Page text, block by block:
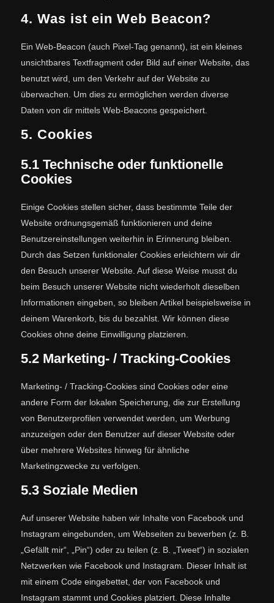
4. Was ist ein Web Beacon?
Ein Web-Beacon (auch Pixel-Tag genannt), ist ein kleines
unsichtbares Textfragment oder Bild auf einer Website, das
benutzt wird, um den Verkehr auf der Website zu
überwachen. Um dies zu ermöglichen werden diverse
Daten von dir mittels Web-Beacons gespeichert.
5. Cookies
5.1 Technische oder funktionelle
Cookies
Einige Cookies stellen sicher, dass bestimmte Teile der
Website ordnungsgemäß funktionieren und deine
Benutzereinstellungen weiterhin in Erinnerung bleiben.
Durch das Setzen funktionaler Cookies erleichtern wir dir
den Besuch unserer Website. Auf diese Weise musst du
beim Besuch unserer Website nicht wiederholt dieselben
Informationen eingeben, so bleiben Artikel beispielsweise in
deinem Warenkorb, bis du bezahlst. Wir können diese
Cookies ohne deine Einwilligung platzieren.
5.2 Marketing- / Tracking-Cookies
Marketing- / Tracking-Cookies sind Cookies oder eine
andere Form der lokalen Speicherung, die zur Erstellung
von Benutzerprofilen verwendet werden, um Werbung
anzuzeigen oder den Benutzer auf dieser Website oder
über mehrere Websites hinweg für ähnliche
Marketingzwecke zu verfolgen.
5.3 Soziale Medien
Auf unserer Website haben wir Inhalte von Facebook und
Instagram eingebunden, um Webseiten zu bewerben (z. B.
„Gefällt mir“, „Pin“) oder zu teilen (z. B. „Tweet“) in sozialen
Netzwerken wie Facebook und Instagram. Dieser Inhalt ist
mit einem Code eingebettet, der von Facebook und
Instagram stammt und Cookies platziert. Diese Inhalte